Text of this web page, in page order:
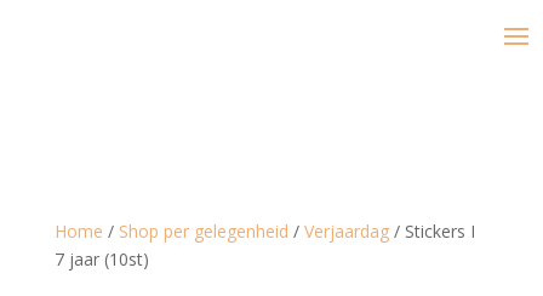
Home / Shop per gelegenheid / Verjaardag/ Stickers I
7 jaar (10st)